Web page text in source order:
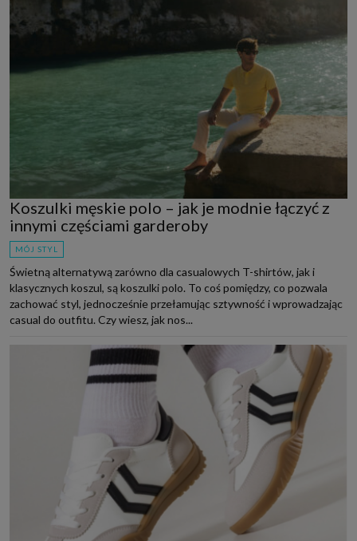
Koszulki męskie polo – jak je modnie łączyć z
innymi częściami garderoby
MÓJ STYL
Świetną alternatywą zarówno dla casualowych T-shirtów, jak i
klasycznych koszul, są koszulki polo. To coś pomiędzy, co pozwala
zachować styl, jednocześnie przełamując sztywność i wprowadzając
casual do outfitu. Czy wiesz, jak nos...